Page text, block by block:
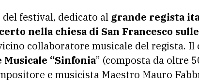
festival, dedicato al grande regista
nella chiesa di San Francesco
collaboratore musicale del regista. Il
Musicale “Sinfonia” (composta da oltre
e musicista Maestro Mauro